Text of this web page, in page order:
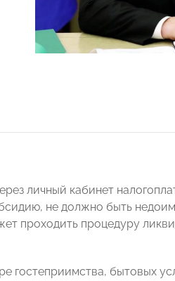
личный кабинет
не должно быть
проходить процедуру
гостеприимства, бытовых